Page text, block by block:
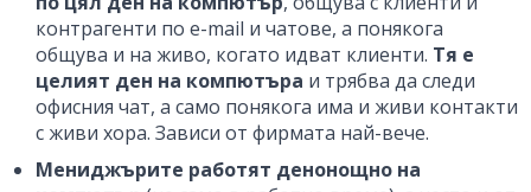
контрагенти по e-mail и чатове, а понякога
общува и на живо, когато идват клиенти. Тя е
целият ден на компютъра и трябва да следи
офисния чат, а само понякога има и живи контакти
с живи хора. Зависи от фирмата най-вече.
Мениджърите работят денонощно на